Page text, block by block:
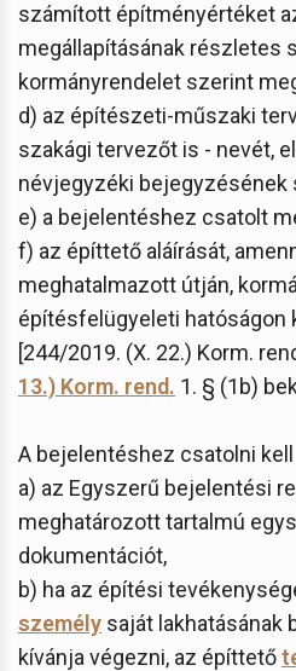
számított építményértéket
megállapításának részletes
kormányrendelet szerint
d) az építészeti-műszaki
szakági tervezőt is - nevét,
névjegyzéki bejegyzésének
e) a bejelentéshez csatolt
f) az építtető aláírását,
meghatalmazott útján,
építésfelügyeleti hatóságon
[244/2019. (X. 22.) Korm.
13.) Korm. rend. 1. § (1b)
A bejelentéshez csatolni kell
a) az Egyszerű bejelentési
meghatározott tartalmú
dokumentációt,
b) ha az építési
személy saját lakhatásának
kívánja végezni, az építtető